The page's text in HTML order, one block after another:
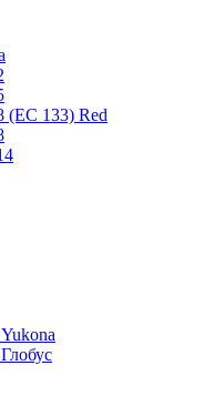
(ЕС 133) Red